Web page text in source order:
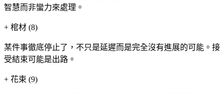
智慧而非蠻力來處理。
+ 棺材 (8)
某件事徹底停止了，不只是延遲而是完全沒有進展的可能。接
受結束可能是出路。
+ 花束 (9)